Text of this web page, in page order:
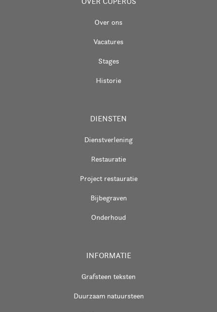
Over ons
Vacatures
Stages
Historie
DIENSTEN
Dienstverlening
Restauratie
Project restauratie
Bijbegraven
Onderhoud
INFORMATIE
Grafsteen teksten
Duurzaam natuursteen